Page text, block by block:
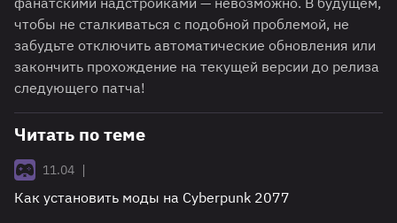
чтобы не сталкиваться с подобной проблемой, не
забудьте отключить автоматические обновления или
закончить прохождение на текущей версии до релиза
следующего патча!
Читать по теме
11.04 |
Как установить моды на Cyberpunk 2077